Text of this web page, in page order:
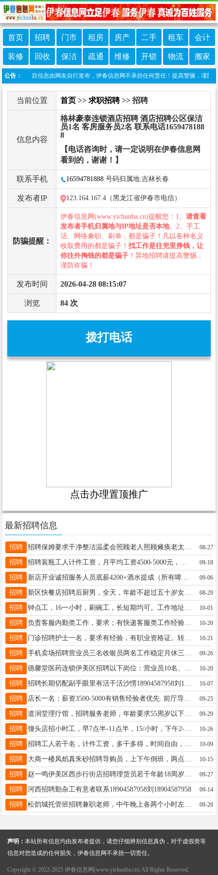
首页 招聘 门市 租房 房产 二手 租车 会计
装修 回收 保洁 疏通 维修 开锁 物流 搬家
公告：
明：本栏目信息由网友自行发布，伊春信息网不承担任何责任！提高警惕，谨防
当前位置 首页 >> 求职招聘>> 招聘
信息内容
格林豪泰连锁酒店招聘 酒店招聘公区保洁
员1名 客房服务员2名 联系电话1659478188
8
【电话咨询时，请一定说明在伊春信息网
看到的，谢谢！】
联系手机 16594781888 号码归属地:吉林长春
发布者IP 123.164.167.4（黑龙江省伊春市电信）
防骗提醒：
伊春信息网(www.yichunba.cn)提醒您：1、 请查看
发布者手机归属地与IP地址是否本地。2、手工
活、网络兼职、刷单，都是骗子！凡以各种名义
收取费用的都是骗子！ 找工作是往兜里挣钱，让
你往外掏钱的都是骗子 ！异地招聘请提高警惕，
谨防诈骗！
发布时间 2026-04-28 08:15:07
浏览 84 次
拨打电话
点击办理置顶推广
最新招聘信息
招聘 08-27
招聘 09-18
招聘 新店开业诚招服务人员底薪4200+酒水提成（所有啤酒都有提成）+菜品提成+完成任务奖励提成+推广提成月薪不少于5500早九晚九供三餐晚上值班额外有十元打车费用应聘电话18745804112林18745804112 09-06
招聘 新区快餐店招聘后厨男，全天，年龄不超过五十岁女，钟点工或者半天，年龄不超过四十五岁电话13846628299宋13846628299 08-29
招聘 10-01
招聘 负责客服内勤类工作，要求；有快递客服类工作经验，协调能力强工作认真地址；南环傲城附近工资4000-5000经理15326501718 10-20
招聘 门诊招聘护士一名，要求有经验，有职业资格证。转正后缴纳三险，薪酬待遇面议。面试地址：伊春区东步行街德馨堂中心店二楼人力资源部。联系电话：3336692或18324651141冯女士18324651141 10-21
招聘 09-26
招聘 10-20
招聘 10-07
招聘 09-25
招聘 道润堂理疗馆，招聘服务老师，年龄要求55周岁以下，工作时间早7点至晚上5点，中午有休息，供午饭，月休2天，底薪2800+奖金，月收入5千以上，不封顶。工作地点：东步行街新华书店东十米。联系电话店长14794396988韩女士13845864370 09-29
招聘 馒头店招小时工，早7点半-11点半，15/小时，下午2-4点，15/小时，年龄40-55，电话13945889878贾女士13945889878 10-26
招聘 10-09
招聘 10-15
招聘 09-27
招聘 河西招聘勤杂工有意者联系18904587958刘18904587958 09-14
招聘 松韵城托管班招聘兼职老师，中午晚上各两个小时左右。要求有耐心。会小学知识。有经验优先。节假日休息。陈女士15204580909 09-28
声明： 本站所有信息均由发布者提供，请您仔细辨别信息真伪，对于虚假类等
信息对您造成的任何损失，伊春信息网不承担一切责任。
Copyright © 2022-2025 伊春信息网(www.yichunba.cn) All Rights Reserved.